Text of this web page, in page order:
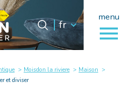
menu
Langue
fr
0 Langue
fr
Moisdon la riviere
Maison
et diviser